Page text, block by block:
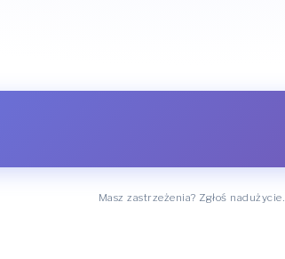
Masz zastrzeżenia? Zgłoś nadużycie.